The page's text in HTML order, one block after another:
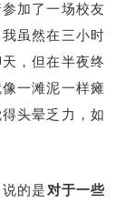
加了一场校友
虽然在三小时
，但在半夜终
一滩泥一样瘫
头晕乏力，如
的是 对于一些